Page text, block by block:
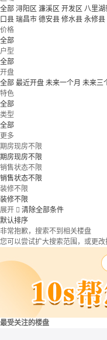
全部 浔阳区 濂溪区 开发区 八里湖
口县 瑞昌市 德安县 修水县 永修县
价格
全部
户型
全部
开盘
全部 最近开盘 未来一个月 未来三
特色
全部
类型
全部
更多
期房现房不限
期房现房不限
销售状态不限
销售状态不限
装修不限
装修不限
展开  清除全部条件
默认排序
非常抱歉，搜索不到相关楼盘
您可以尝试扩大搜索范围，或更改
最受关注的楼盘